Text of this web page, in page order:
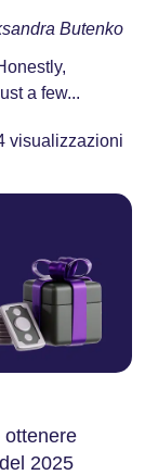
Butenko
a few...
visualizzazioni
ottenere
2025